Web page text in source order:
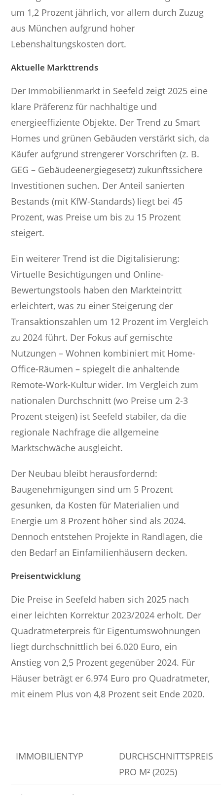
um 1,2 Prozent jährlich, vor allem durch Zuzug
aus München aufgrund hoher
Lebenshaltungskosten dort.
Aktuelle Markttrends
Der Immobilienmarkt in Seefeld zeigt 2025 eine
klare Präferenz für nachhaltige und
energieeffiziente Objekte. Der Trend zu Smart
Homes und grünen Gebäuden verstärkt sich, da
Käufer aufgrund strengerer Vorschriften (z. B.
GEG – Gebäudeenergiegesetz) zukunftssichere
Investitionen suchen. Der Anteil sanierten
Bestands (mit KfW-Standards) liegt bei 45
Prozent, was Preise um bis zu 15 Prozent
steigert.
Ein weiterer Trend ist die Digitalisierung:
Virtuelle Besichtigungen und Online-
Bewertungstools haben den Markteintritt
erleichtert, was zu einer Steigerung der
Transaktionszahlen um 12 Prozent im Vergleich
zu 2024 führt. Der Fokus auf gemischte
Nutzungen – Wohnen kombiniert mit Home-
Office-Räumen – spiegelt die anhaltende
Remote-Work-Kultur wider. Im Vergleich zum
nationalen Durchschnitt (wo Preise um 2-3
Prozent steigen) ist Seefeld stabiler, da die
regionale Nachfrage die allgemeine
Marktschwäche ausgleicht.
Der Neubau bleibt herausfordernd:
Baugenehmigungen sind um 5 Prozent
gesunken, da Kosten für Materialien und
Energie um 8 Prozent höher sind als 2024.
Dennoch entstehen Projekte in Randlagen, die
den Bedarf an Einfamilienhäusern decken.
Preisentwicklung
Die Preise in Seefeld haben sich 2025 nach
einer leichten Korrektur 2023/2024 erholt. Der
Quadratmeterpreis für Eigentumswohnungen
liegt durchschnittlich bei 6.020 Euro, ein
Anstieg von 2,5 Prozent gegenüber 2024. Für
Häuser beträgt er 6.974 Euro pro Quadratmeter,
mit einem Plus von 4,8 Prozent seit Ende 2020.
IMMOBILIENTYP
DURCHSCHNITTSPREIS
PRO M² (2025)